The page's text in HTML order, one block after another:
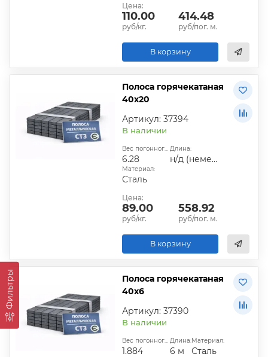
Фильтры
Цена:
110.00
руб/кг.
414.48
руб/пог. м.
В корзину
Полоса горячекатаная
40х20
Артикул: 37394
В наличии
Вес погонного метра, кг:
6.28
Длина:
н/д (немерная)
Материал:
Сталь
Цена:
89.00
руб/кг.
558.92
руб/пог. м.
В корзину
Полоса горячекатаная
40х6
Артикул: 37390
В наличии
Вес погонного метра, кг:
1.884
Длина:
6 м
Материал:
Сталь